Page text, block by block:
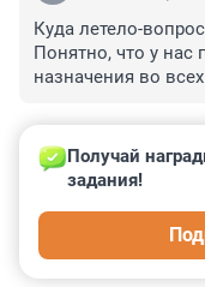
Куда летело-
Понятно, что у нас
назначения во
птицефермах.
Конечно, кто-то из
но явно не все. Ну
Второй вопрос
что не с Украины.
Гость
17 июля 2025, 22:09
Если бьют по ушам
Получай
задания!